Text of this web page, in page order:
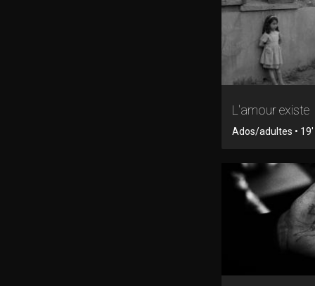
L'amour existe
Ados/adultes •